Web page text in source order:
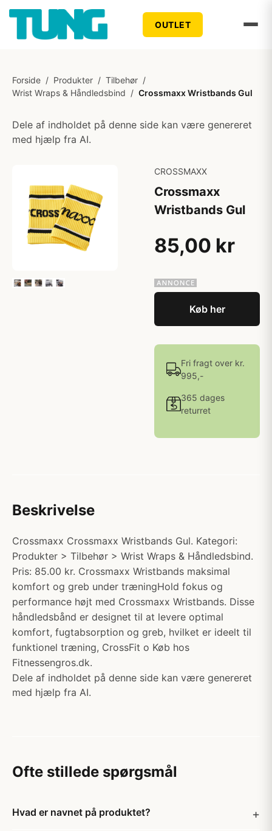
OUTLET
Forside / Produkter / Tilbehør /
Wrist Wraps & Håndledsbind / Crossmaxx Wristbands Gul
Dele af indholdet på denne side kan være genereret
med hjælp fra AI.
CROSSMAXX
Crossmaxx
Wristbands Gul
85,00 kr
Køb her
Fri fragt over kr.
995,-
365 dages
returret
Beskrivelse
Crossmaxx Crossmaxx Wristbands Gul. Kategori:
Produkter > Tilbehør > Wrist Wraps & Håndledsbind.
Pris: 85.00 kr. Crossmaxx Wristbands maksimal
komfort og greb under træningHold fokus og
performance højt med Crossmaxx Wristbands. Disse
håndledsbånd er designet til at levere optimal
komfort, fugtabsorption og greb, hvilket er ideelt til
funktionel træning, CrossFit o Køb hos
Fitnessengros.dk.
Dele af indholdet på denne side kan være genereret
med hjælp fra AI.
Ofte stillede spørgsmål
Hvad er navnet på produktet?